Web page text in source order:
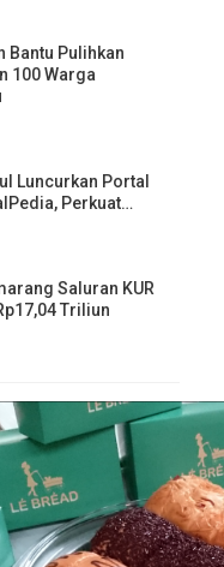
Bantu Pulihkan
100 Warga
Luncurkan Portal
Perkuat…
Saluran KUR
Triliun